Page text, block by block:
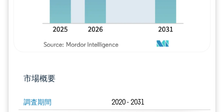
市場概要
調査期間 2020 - 2031